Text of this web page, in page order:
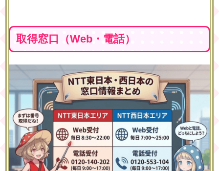
取得窓口（Web・電話）